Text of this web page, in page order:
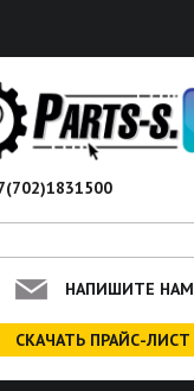
НАПИШИТЕ НАМ
СКАЧАТЬ ПРАЙС-ЛИСТ